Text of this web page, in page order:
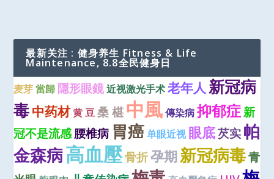
最新关注 : 健身养生 Fitness & Life
Maintenance, 8.8全民健身日
麦芽 當歸 隱形眼鏡近视激光手术 老年人 新冠病
毒中药材黄 豆 桑 椹中風 傳染病 抑郁症新
冠不是流感腰椎病 胃癌 单眼近视 眼底芡实帕
金森病高血壓骨折孕期新冠病毒青